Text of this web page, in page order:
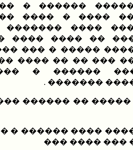
�����
���� ���� �
����
����� ��
������ �����
���� ��� �� ��
��������
������� ��
����� �� ������
����� ����
��� ��� ���